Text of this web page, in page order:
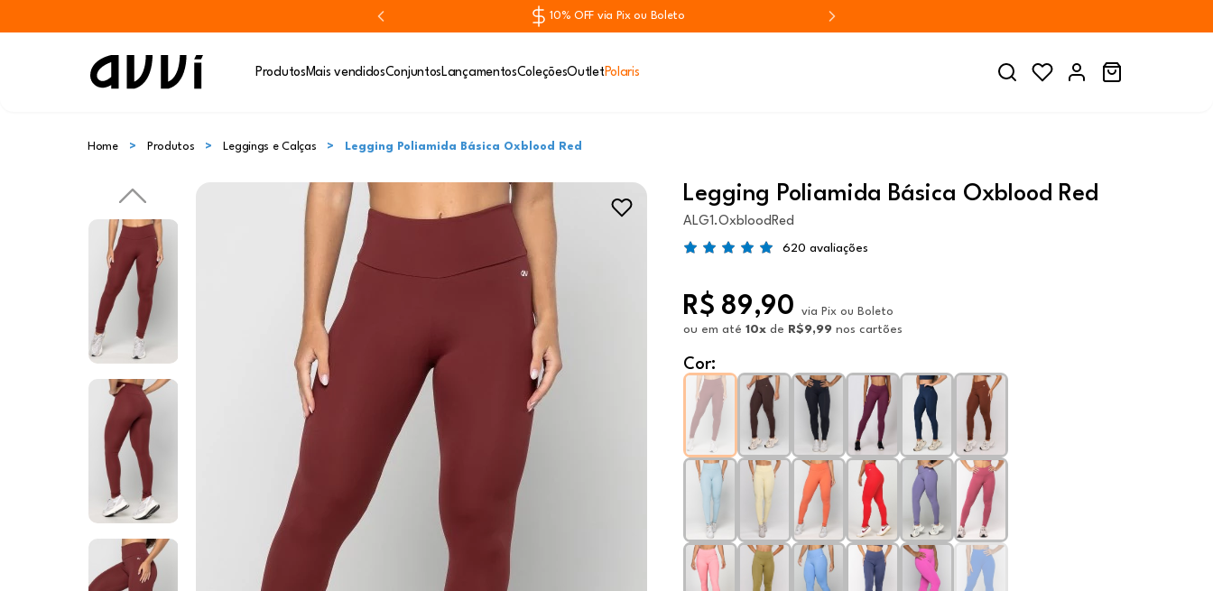
10% OFF via Pix ou Boleto
Produtos Mais vendidosConjuntos LançamentosColeçõesOutletPolaris
Home Produtos Leggings e Calças Legging Poliamida Básica Oxblood Red
Legging Poliamida Básica Oxblood Red
ALG1.OxbloodRed
620 avaliações
R$ 89,90 via Pix ou Boleto
ou em até 10x de R$9,99 nos cartões
Cor: